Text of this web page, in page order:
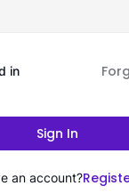
in
Sign In
an account?